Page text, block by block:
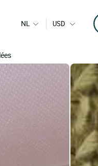
NL USD